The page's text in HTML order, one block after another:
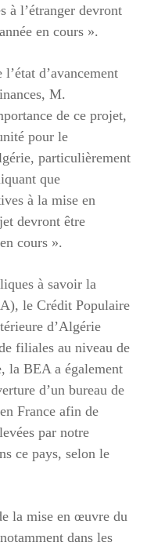
à l’étranger devront
en cours ».
d’avancement
M.
de ce projet,
pour le
particulièrement
que
à la mise en
devront être
cours ».
à savoir la
le Crédit Populaire
d’Algérie
filiales au niveau de
la BEA a également
d’un bureau de
France afin de
par notre
ce pays, selon le
la mise en œuvre du
dans les